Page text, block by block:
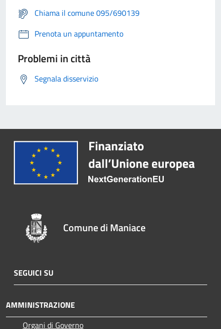
Chiama il comune 095/690139
Prenota un appuntamento
Problemi in città
Segnala disservizio
Comune di Maniace
SEGUICI SU
AMMINISTRAZIONE
Organi di Governo